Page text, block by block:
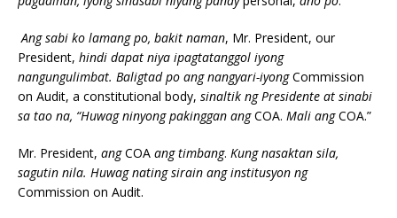
Ang sabi ko lamang po, bakit naman, Mr. President, our
President, hindi dapat niya ipagtatanggol iyong
nangungulimbat. Baligtad po ang nangyari-iyongCommission
on Audit, a constitutional body, sinaltik ng Presidente at sinabi
sa tao na, “Huwag ninyong pakinggan angCOA. Mali angCOA.”
Mr. President, angCOA ang timbang. Kung nasaktan sila,
sagutin nila. Huwag nating sirain ang institusyon ng
Commission on Audit.